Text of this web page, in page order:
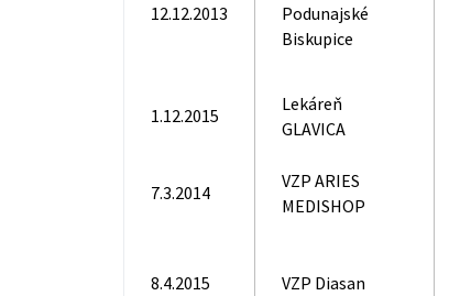
12.12.2013
Podunajské
Biskupice
1.12.2015
Lekáreň
GLAVICA
7.3.2014
VZP ARIES
MEDISHOP
8.4.2015 VZP Diasan